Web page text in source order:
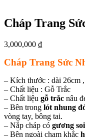
Cháp Trang
3,000,000 ₫
Cháp Trang Sức
– Kích thước : dài 26cm
– Chất liệu : Gỗ Trắc
– Chất liệu gỗ trắc nâu
– Bên trong lót nhung
vòng tay, bông tai.
– Nắp cháp có gương soi
– Bên ngoài chạm khắc